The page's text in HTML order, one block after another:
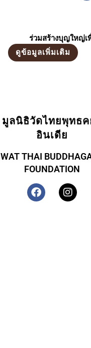
ร่วมสร้างบุญใหญ่เ
ดูข้อมูลเพิ่มเติม
มูลนิธิวัดไทยพุทธค
อินเดีย
WAT THAI
FOUNDATION